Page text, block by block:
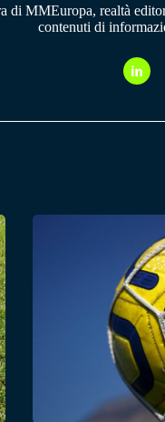
di MMEuropa, realtà
contenuti di